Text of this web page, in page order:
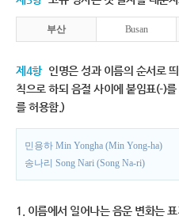
부산 Busan
제4항 인명은 성과 이름의 순서로
칙으로 하되 음절 사이에 붙임표(-)
를 허용함.)
민용하 Min Yongha (Min Yong-ha)
송나리 Song Nari (Song Na-ri)
1. 이름에서 일어나는 음운 변화는